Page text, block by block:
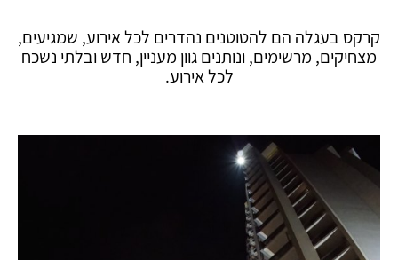
קרקס בעגלה הם להטוטנים נהדרים לכל אירוע, שמגיעים,
מצחיקים, מרשימים, ונותנים גוון מעניין, חדש ובלתי נשכח
לכל אירוע.